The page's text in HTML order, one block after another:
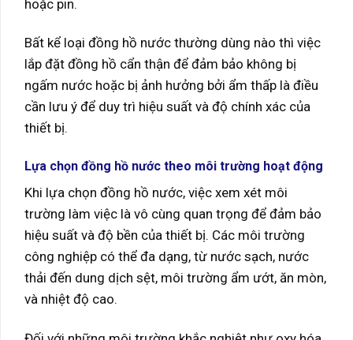
hoặc pin.
Bất kể loại đồng hồ nước thường dùng nào thì việc
lắp đặt đồng hồ cẩn thận để đảm bảo không bị
ngấm nước hoặc bị ảnh hưởng bởi ẩm thấp là điều
cần lưu ý để duy trì hiệu suất và độ chính xác của
thiết bị.
Lựa chọn đồng hồ nước theo môi trường hoạt động
Khi lựa chọn đồng hồ nước, việc xem xét môi
trường làm việc là vô cùng quan trọng để đảm bảo
hiệu suất và độ bền của thiết bị. Các môi trường
công nghiệp có thể đa dạng, từ nước sạch, nước
thải đến dung dịch sệt, môi trường ẩm ướt, ăn mòn,
và nhiệt độ cao.